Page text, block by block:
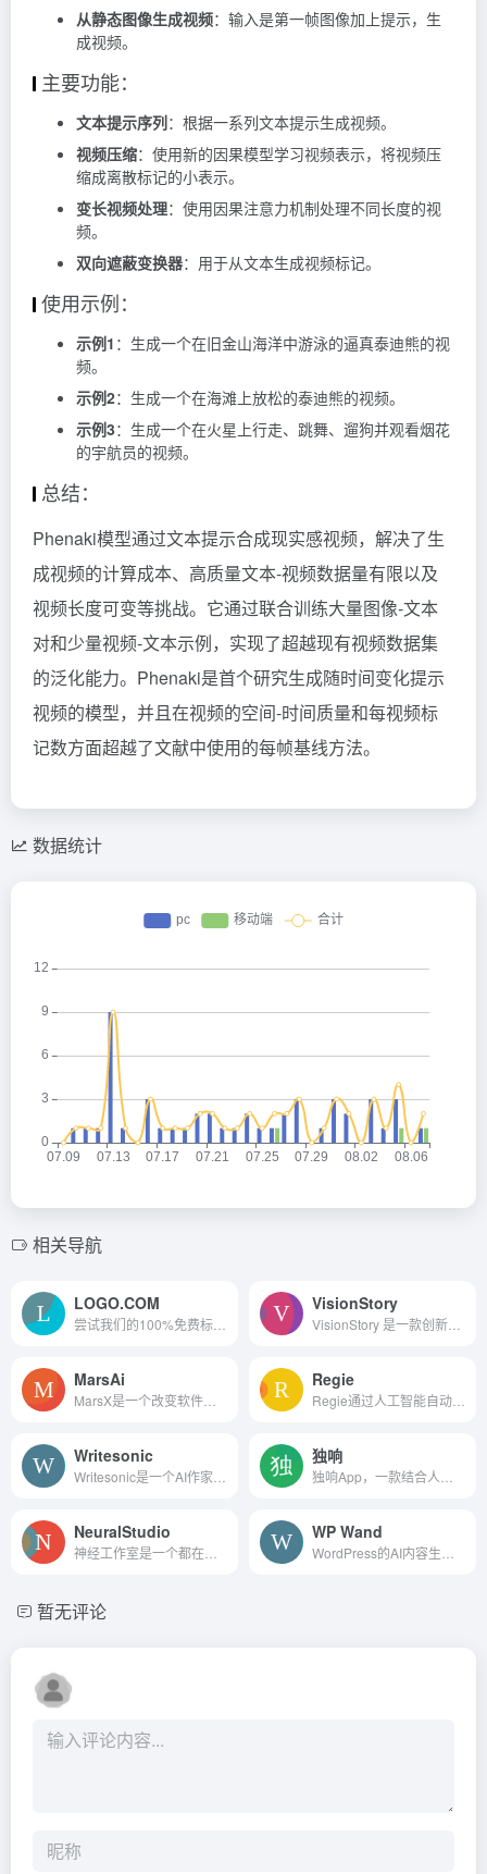
从静态图像生成视频：输入是第一帧图像加上提示，生
成视频。
主要功能：
文本提示序列：根据一系列文本提示生成视频。
视频压缩：使用新的因果模型学习视频表示，将视频压
缩成离散标记的小表示。
变长视频处理：使用因果注意力机制处理不同长度的视
频。
双向遮蔽变换器：用于从文本生成视频标记。
使用示例：
示例1 ：生成一个在旧金山海洋中游泳的逼真泰迪熊的视
频。
示例2：生成一个在海滩上放松的泰迪熊的视频。
示例3：生成一个在火星上行走、跳舞、遛狗并观看烟花
的宇航员的视频。
总结：
Phenaki模型通过文本提示合成现实感视频，解决了生
成视频的计算成本、高质量文本-视频数据量有限以及
视频长度可变等挑战。它通过联合训练大量图像-文本
对和少量视频-文本示例，实现了超越现有视频数据集
的泛化能力。Phenaki是首个研究生成随时间变化提示
视频的模型，并且在视频的空间-时间质量和每视频标
记数方面超越了文献中使用的每帧基线方法。
数据统计
相关导航
LOGO.COM VisionStory
MarsAi Regie
Writesonic 独响
NeuralStudio WP Wand
暂无评论